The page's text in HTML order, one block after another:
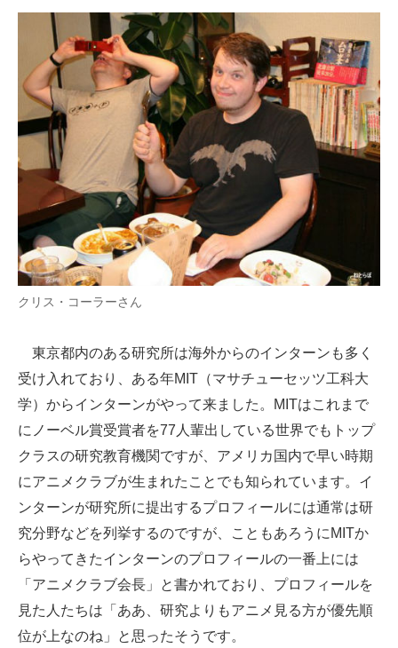
クリス・コーラーさん
東京都内のある研究所は海外からのインターンも多く
受け入れており、ある年MIT（マサチューセッツ工科大
学）からインターンがやって来ました。MITはこれまで
にノーベル賞受賞者を77人輩出している世界でもトップ
クラスの研究教育機関ですが、アメリカ国内で早い時期
にアニメクラブが生まれたことでも知られています。イ
ンターンが研究所に提出するプロフィールには通常は研
究分野などを列挙するのですが、こともあろうにMITか
らやってきたインターンのプロフィールの一番上には
「アニメクラブ会長」と書かれており、プロフィールを
見た人たちは「ああ、研究よりもアニメ見る方が優先順
位が上なのね」と思ったそうです。